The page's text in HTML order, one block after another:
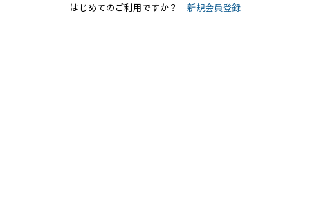
はじめてのご利用ですか？ 新規会員登録